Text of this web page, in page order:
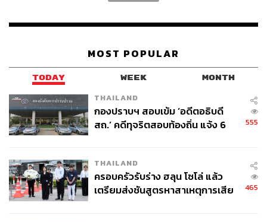
MOST POPULAR
TODAY WEEK MONTH
THAILAND
กองปราบฯ สอบเข้ม ‘อดีตอธิบดี
สถ.’ คดีทุจริตสอบท้องถิ่น แจ้ง 6
555
THAILAND
ครอบครัวรับร่าง ฮลุน โซโล่ แล้ว
เตรียมส่งชันสูตรหาสาเหตุการเสีย
465